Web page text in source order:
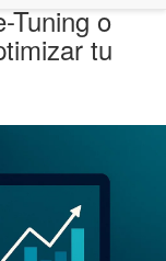
Tuning o
tu